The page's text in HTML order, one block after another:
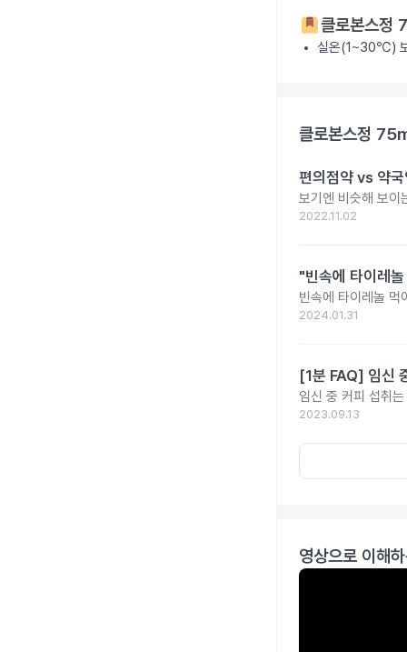
클로본스정
실온(1~30℃)
클로본스정
편의점약 vs 약
보기엔 비슷해 보이
2022.11.02
"빈속에 타이레
빈속에 타이레놀 먹
2024.01.31
[1분 FAQ] 임신
임신 중 커피 섭취
2023.09.13
영상으로 이해